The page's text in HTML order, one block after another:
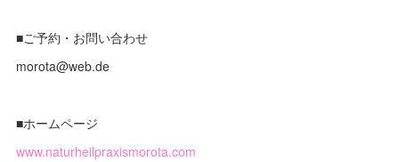
■ご予約・お問い合わせ
morota@web.de
■ホームページ
www.naturheilpraxismorota.com